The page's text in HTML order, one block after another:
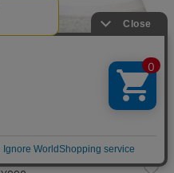
10％ポイントバック